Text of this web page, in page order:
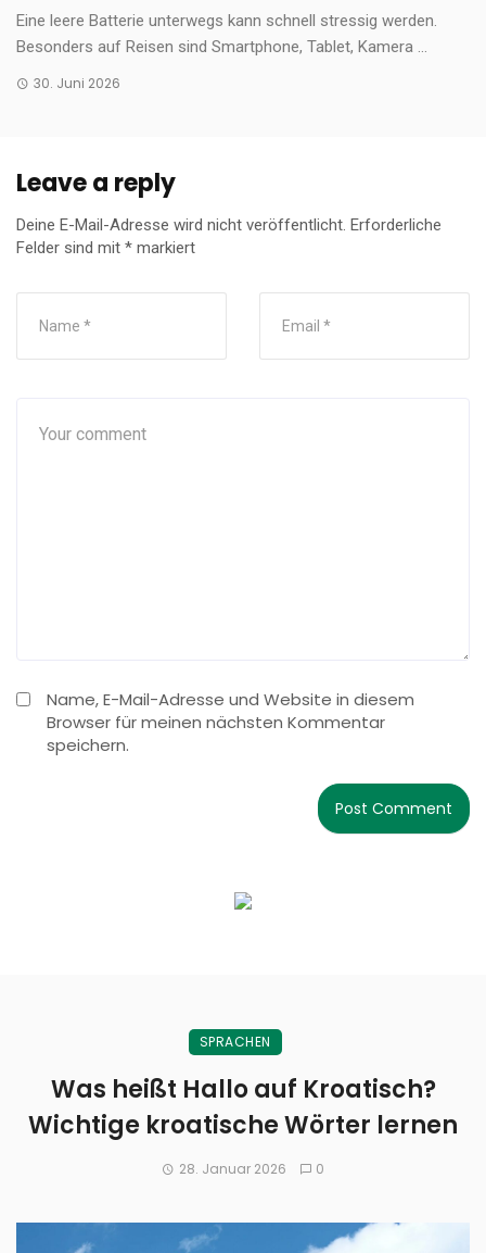
Eine leere Batterie unterwegs kann schnell stressig werden.
Besonders auf Reisen sind Smartphone, Tablet, Kamera ...
30. Juni 2026
Leave a reply
Deine E-Mail-Adresse wird nicht veröffentlicht. Erforderliche
Felder sind mit * markiert
Name, E-Mail-Adresse und Website in diesem
Browser für meinen nächsten Kommentar
speichern.
SPRACHEN
Was heißt Hallo auf Kroatisch?
Wichtige kroatische Wörter lernen
28. Januar 2026 0